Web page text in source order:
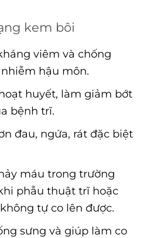
kem bôi
viêm và chống
hậu môn.
huyết, làm giảm bớt
bệnh trĩ.
đau, ngứa, rát đặc biệt
máu trong trường
phẫu thuật trĩ hoặc
tự co lên được.
sưng và giúp làm co